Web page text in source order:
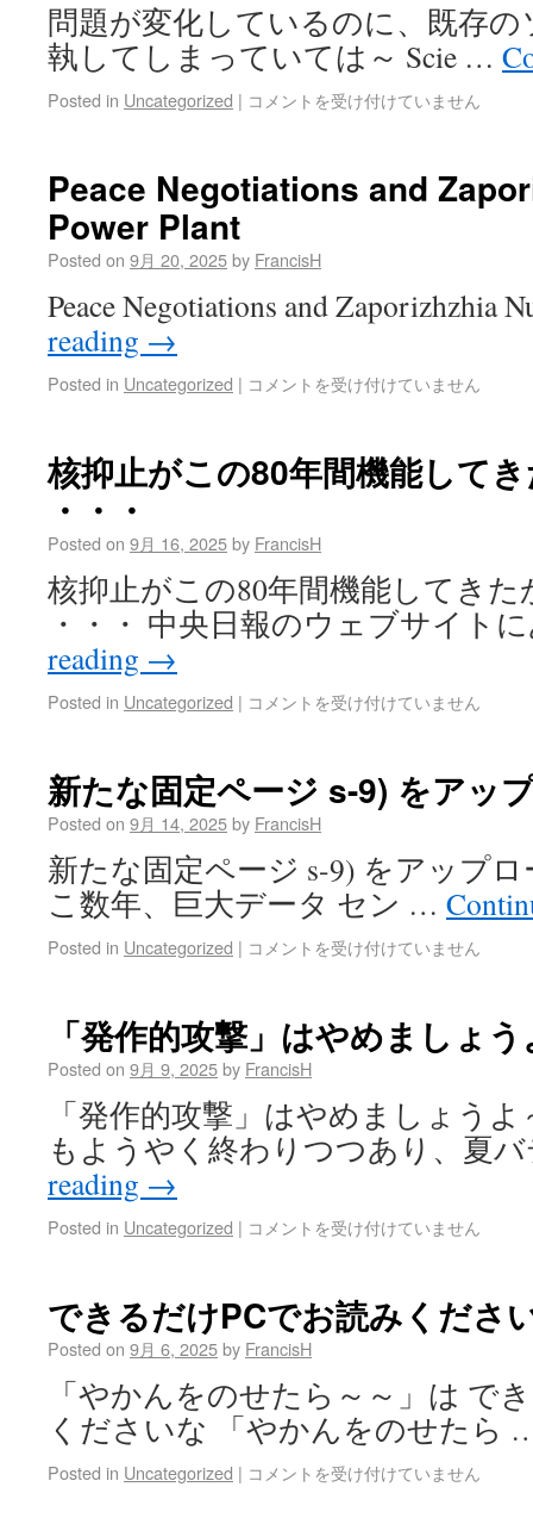
問題が変化しているのに、既存
執してしまっていては～ Scie …
Posted in Uncategorized | コメントを受け付けていません
Peace Negotiations and
Power Plant
Posted on 9月 20, 2025by FrancisH
Peace Negotiations and Zaporizhzhia
reading →
Posted in Uncategorized | コメントを受け付けていません
核抑止がこの80年間機能して
・・・
Posted on 9月 16, 2025by FrancisH
核抑止がこの80年間機能してき
・・・ 中央日報のウェブサイト
reading →
Posted in Uncategorized | コメントを受け付けていません
新たな固定ページ s-9) をアッ
Posted on 9月 14, 2025by FrancisH
新たな固定ページ s-9) をアップ
こ数年、巨大データ セン …
Posted in Uncategorized | コメントを受け付けていません
「発作的攻撃」はやめましょ
Posted on 9月 9, 2025by FrancisH
「発作的攻撃」はやめましょう
もようやく終わりつつあり、夏
reading →
Posted in Uncategorized | コメントを受け付けていません
できるだけPCでお読みくださ
Posted on 9月 6, 2025by FrancisH
「やかんをのせたら～～」は で
くださいな 「やかんをのせたら
Posted in Uncategorized | コメントを受け付けていません